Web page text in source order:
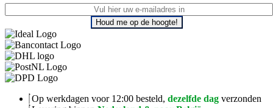
Houd me op de hoogte!
Op werkdagen voor 12:00 besteld, dezelfde dag verzonden